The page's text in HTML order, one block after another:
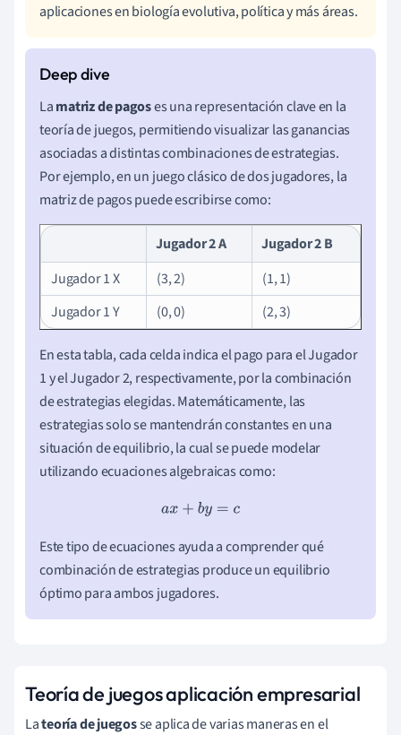
aplicaciones en biología evolutiva, política y más áreas.
Lamatriz de pagoses una representación clave en la
teoría de juegos, permitiendo visualizar las ganancias
asociadas a distintas combinaciones de estrategias.
Por ejemplo, en un juego clásico de dos jugadores, la
matriz de pagos puede escribirse como:
Jugador 2 A
Jugador 2 B
Jugador 1 X
(3, 2)
(1, 1)
Jugador 1 Y
(0, 0) (2, 3)
En esta tabla, cada celda indica el pago para el Jugador
1 y el Jugador 2, respectivamente, por la combinación
de estrategias elegidas. Matemáticamente, las
estrategias solo se mantendrán constantes en una
situación de equilibrio, la cual se puede modelar
utilizando ecuaciones algebraicas como:
ax+ by=c
Este tipo de ecuaciones ayuda a comprender qué
combinación de estrategias produce un equilibrio
óptimo para ambos jugadores.
Teoría de juegos aplicación empresarial
Lateoría de juegosse aplica de varias maneras en el